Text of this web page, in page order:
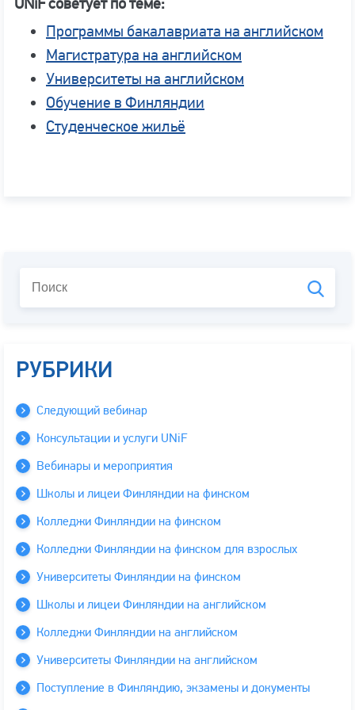
Программы бакалавриата на английском
Магистратура на английском
Университеты на английском
Обучение в Финляндии
Студенческое жильё
РУБРИКИ
Следующий вебинар
Консультации и услуги UNiF
Вебинары и мероприятия
Школы и лицеи Финляндии на финском
Колледжи Финляндии на финском
Колледжи Финляндии на финском для взрослых
Университеты Финляндии на финском
Школы и лицеи Финляндии на английском
Колледжи Финляндии на английском
Университеты Финляндии на английском
Поступление в Финляндию, экзамены и документы